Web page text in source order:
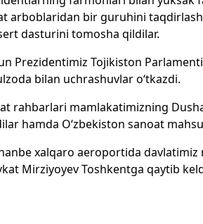
arboblaridan bir guruhini
dasturini tomosha qildilar.
Prezidentimiz Tojikiston
bilan uchrashuvlar o‘tkazdi.
rahbarlari mamlakatimizning
hamda O‘zbekiston sanoat
xalqaro aeroportida davlatimiz
Mirziyoyev Toshkentga qaytib